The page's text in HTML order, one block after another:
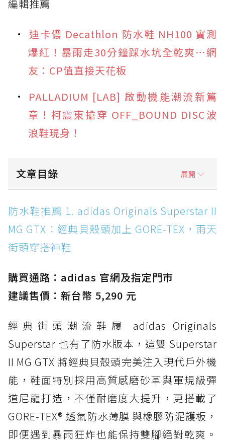
編輯推薦
迪卡儂 Decathlon 防水鞋 NH100 實測
爆紅！暴雨走30分鐘踩水坑全乾爽⋯網
友：CP值直接天花板
PALLADIUM [LAB] 啟動機能潮流新篇
章！柯震東搶穿 OFF_BOUND DISC波
浪鞋現身！
文章目錄 展開
防水鞋推薦 1. adidas Originals Superstar II
MG GTX：經典貝殼頭加上 GORE-TEX，雨天街
頭穿搭神鞋
防水鞋推薦 2. New Balance Hierro v9 GORE-
防水鞋推薦 3. Nike Dunk Low GORE-TEX：
經典 Dunk 輪廓加上防水科技，雨天穿搭帥度不
打折
防水鞋推薦 4. ASICS TRABUCO 14 GTX：搭
載 GORE-TEX 隱形貼合科技，全方位防水神鞋
防水鞋推薦 5. Salomon XT-6 GORE-TEX：潮
人必備山系鞋王！防滑、防水與街頭顏值一次攻
頂
防水鞋推薦 6. HOKA Stinson Evo GTX：越野
復刻厚底，GORE-TEX 防水與增高神器一次滿
防水鞋推薦 1. adidas Originals Superstar II
MG GTX：經典貝殼頭加上 GORE-TEX，雨天
街頭穿搭神鞋
購買通路：adidas 官網及指定門市
建議售價：新台幣 5,290 元
經典街頭潮流鞋履 adidas Originals
Superstar 也有了防水版本，這雙 Superstar
II MG GTX 將經典貝殼頭完美注入現代戶外機
能，鞋面特別採用高質感磨砂革與軍規級彈
道尼龍打造，不僅耐磨度大提升，更搭載了
GORE-TEX® 透氣防水薄膜 與橡膠防泥護板，
即便遇到暴雨狂炸也能保持雙腳絕對乾爽。